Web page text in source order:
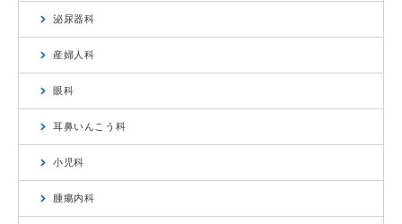
泌尿器科
産婦人科
眼科
耳鼻いんこう科
小児科
腫瘍内科